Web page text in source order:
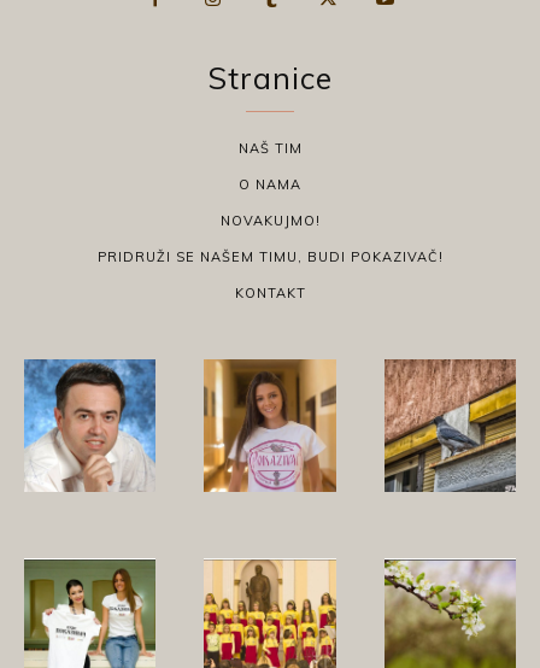
Stranice
NAŠ TIM
O NAMA
NOVAKUJMO!
PRIDRUŽI SE NAŠEM TIMU, BUDI POKAZIVAČ!
KONTAKT